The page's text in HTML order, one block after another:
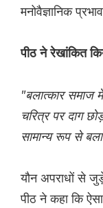
मनोवैज्ञानिक
पीठ ने रेखांकित
"बलात्कार समाज
चरित्र पर दाग
सामान्य रूप से
यौन अपराधों से
पीठ ने कहा कि